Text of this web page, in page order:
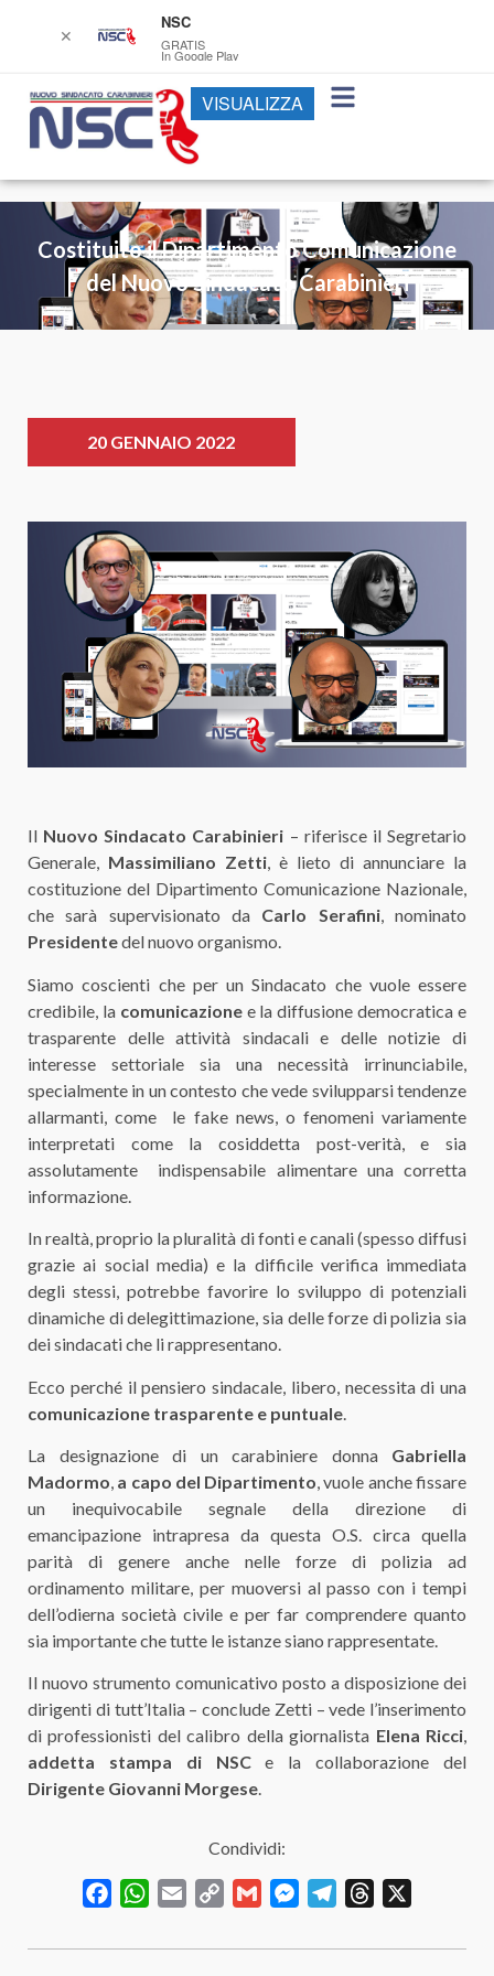
Costituito il Dipartimento Comunicazione
del Nuovo Sindacato Carabinieri
20 GENNAIO 2022
Il Nuovo Sindacato Carabinieri – riferisce il Segretario
Generale, Massimiliano Zetti, è lieto di annunciare la
costituzione del Dipartimento Comunicazione Nazionale,
che sarà supervisionato da Carlo Serafini, nominato
Presidentedel nuovo organismo.
Siamo coscienti che per un Sindacato che vuole essere
credibile, la comunicazionee la diffusione democratica e
trasparente delle attività sindacali e delle notizie di
interesse settoriale sia una necessità irrinunciabile,
specialmente in un contesto che vede svilupparsi tendenze
allarmanti, come le fake news, o fenomeni variamente
interpretati come la cosiddetta post-verità, e sia
assolutamente indispensabile alimentare una corretta
informazione.
In realtà, proprio la pluralità di fonti e canali (spesso diffusi
grazie ai social media) e la difficile verifica immediata
degli stessi, potrebbe favorire lo sviluppo di potenziali
dinamiche di delegittimazione, sia delle forze di polizia sia
dei sindacati che li rappresentano.
Ecco perché il pensiero sindacale, libero, necessita di una
comunicazione trasparente e puntuale
La designazione di un carabiniere donna Gabriella
Madormo, a capo del Dipartimento, vuole anche fissare
un inequivocabile segnale della direzione di
emancipazione intrapresa da questa O.S. circa quella
parità di genere anche nelle forze di polizia ad
ordinamento militare, per muoversi al passo con i tempi
dell’odierna società civile e per far comprendere quanto
sia importante che tutte le istanze siano rappresentate.
Il nuovo strumento comunicativo posto a disposizione dei
dirigenti di tutt’Italia – conclude Zetti – vede l’inserimento
di professionisti del calibro della giornalista Elena Ricci,
addetta stampa di NSCe la collaborazione del
Dirigente Giovanni Morgese.
Condividi:
FacebookWhatsApp
Email
Copy
Gmail MessengerTelegramThreads
✕
NSC
GRATIS
In Google Play
VISUALIZZA